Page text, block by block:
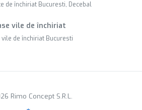
de închiriat Bucuresti, Decebal
vile de închiriat
vile de închiriat Bucuresti
Rimo Concept S.R.L.